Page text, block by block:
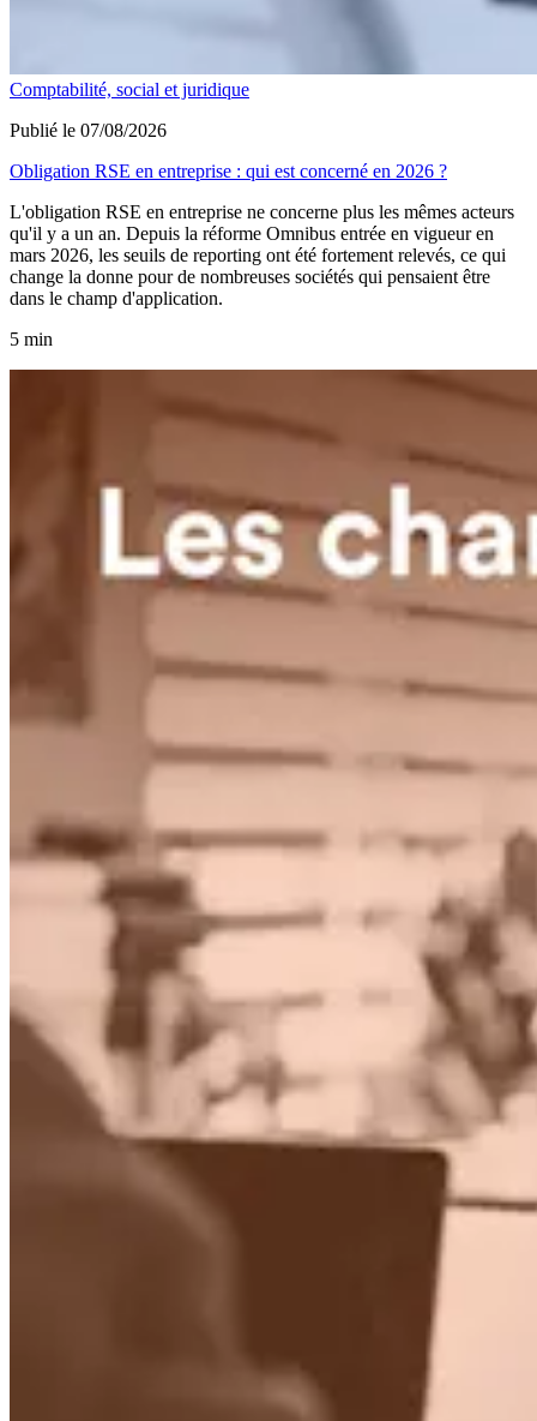
Comptabilité, social et juridique
Publié le 07/08/2026
Obligation RSE en entreprise : qui est concerné en 2026 ?
L'obligation RSE en entreprise ne concerne plus les mêmes acteurs
qu'il y a un an. Depuis la réforme Omnibus entrée en vigueur en
mars 2026, les seuils de reporting ont été fortement relevés, ce qui
change la donne pour de nombreuses sociétés qui pensaient être
dans le champ d'application.
5 min